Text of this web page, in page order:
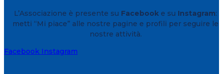
L’Associazione è presente su Facebook e su Instagram:
metti “Mi piace” alle nostre pagine e profili per seguire le
nostre attività.
Facebook Instagram